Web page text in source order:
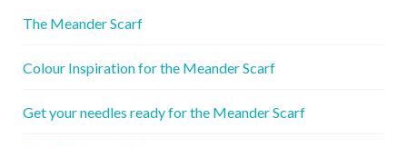
The Meander Scarf
Colour Inspiration for the Meander Scarf
Get your needles ready for the Meander Scarf